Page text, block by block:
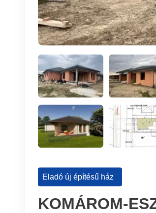
Eladó új építésű ház
KOMÁROM-